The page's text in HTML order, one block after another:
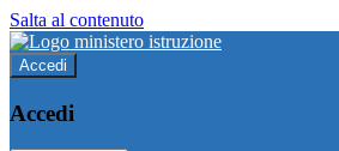
Salta al contenuto
Accedi
Accedi